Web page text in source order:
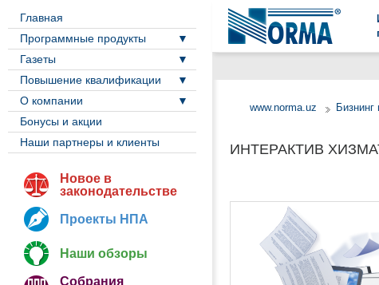
Главная
Программные продукты
Газеты
Повышение квалификации
О компании
Бонусы и акции
Наши партнеры и клиенты
Новое в
законодательстве
Проекты НПА
Наши обзоры
Собрания
www.norma.uz
ИНТЕРАКТИВ